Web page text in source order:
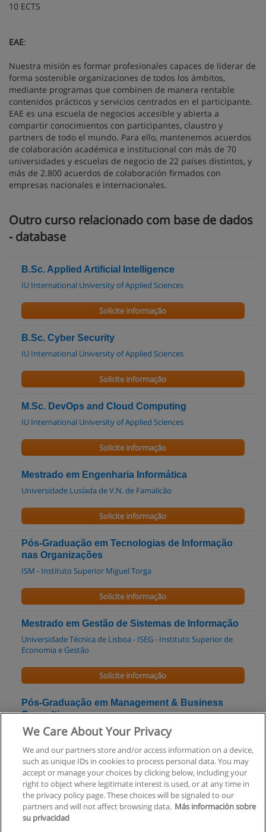
10 ECTS
EAE:
Nuestra misión es formar profesionales capaces de liderar de
forma sostenible organizaciones de todos los ámbitos,
mediante programas que combinen de manera rentable
contenidos prácticos y servicios centrados en el participante.
EAE es una escuela de negocios accesible y abierta a
compartir conocimientos con participantes, claustro y
partners de todo el mundo. Para ello, mantenemos acuerdos
de colaboración académica e institucional con más de 70
universidades y escuelas de negocio de 22 países distintos, y
más de 2.800 acuerdos de colaboración firmados con
empresas nacionales e internacionales.
Outro curso relacionado com base de dados
- database
B.Sc. Applied Artificial Intelligence
IU International University of Applied Sciences
Solicite informação
B.Sc. Cyber Security
IU International University of Applied Sciences
Solicite informação
M.Sc. DevOps and Cloud Computing
IU International University of Applied Sciences
Solicite informação
Mestrado em Engenharia Informática
Universidade Lusíada de V.N. de Famalicão
Solicite informação
Pós-Graduação em Tecnologias de Informação
nas Organizações
ISM - Instituto Superior Miguel Torga
Solicite informação
Mestrado em Gestão de Sistemas de Informação
Universidade Técnica de Lisboa - ISEG - Instituto Superior de
Economia e Gestão
Solicite informação
Pós-Graduação em Management & Business
Consulting
Universidade Técnica de Lisboa - ISEG - Instituto Superior de
Solicite informação
We Care About Your Privacy
We and our partners store and/or access information on a device,
such as unique IDs in cookies to process personal data. You may
accept or manage your choices by clicking below, including your
right to object where legitimate interest is used, or at any time in
the privacy policy page. These choices will be signaled to our
partners and will not affect browsing data. Más información sobre
su privacidad